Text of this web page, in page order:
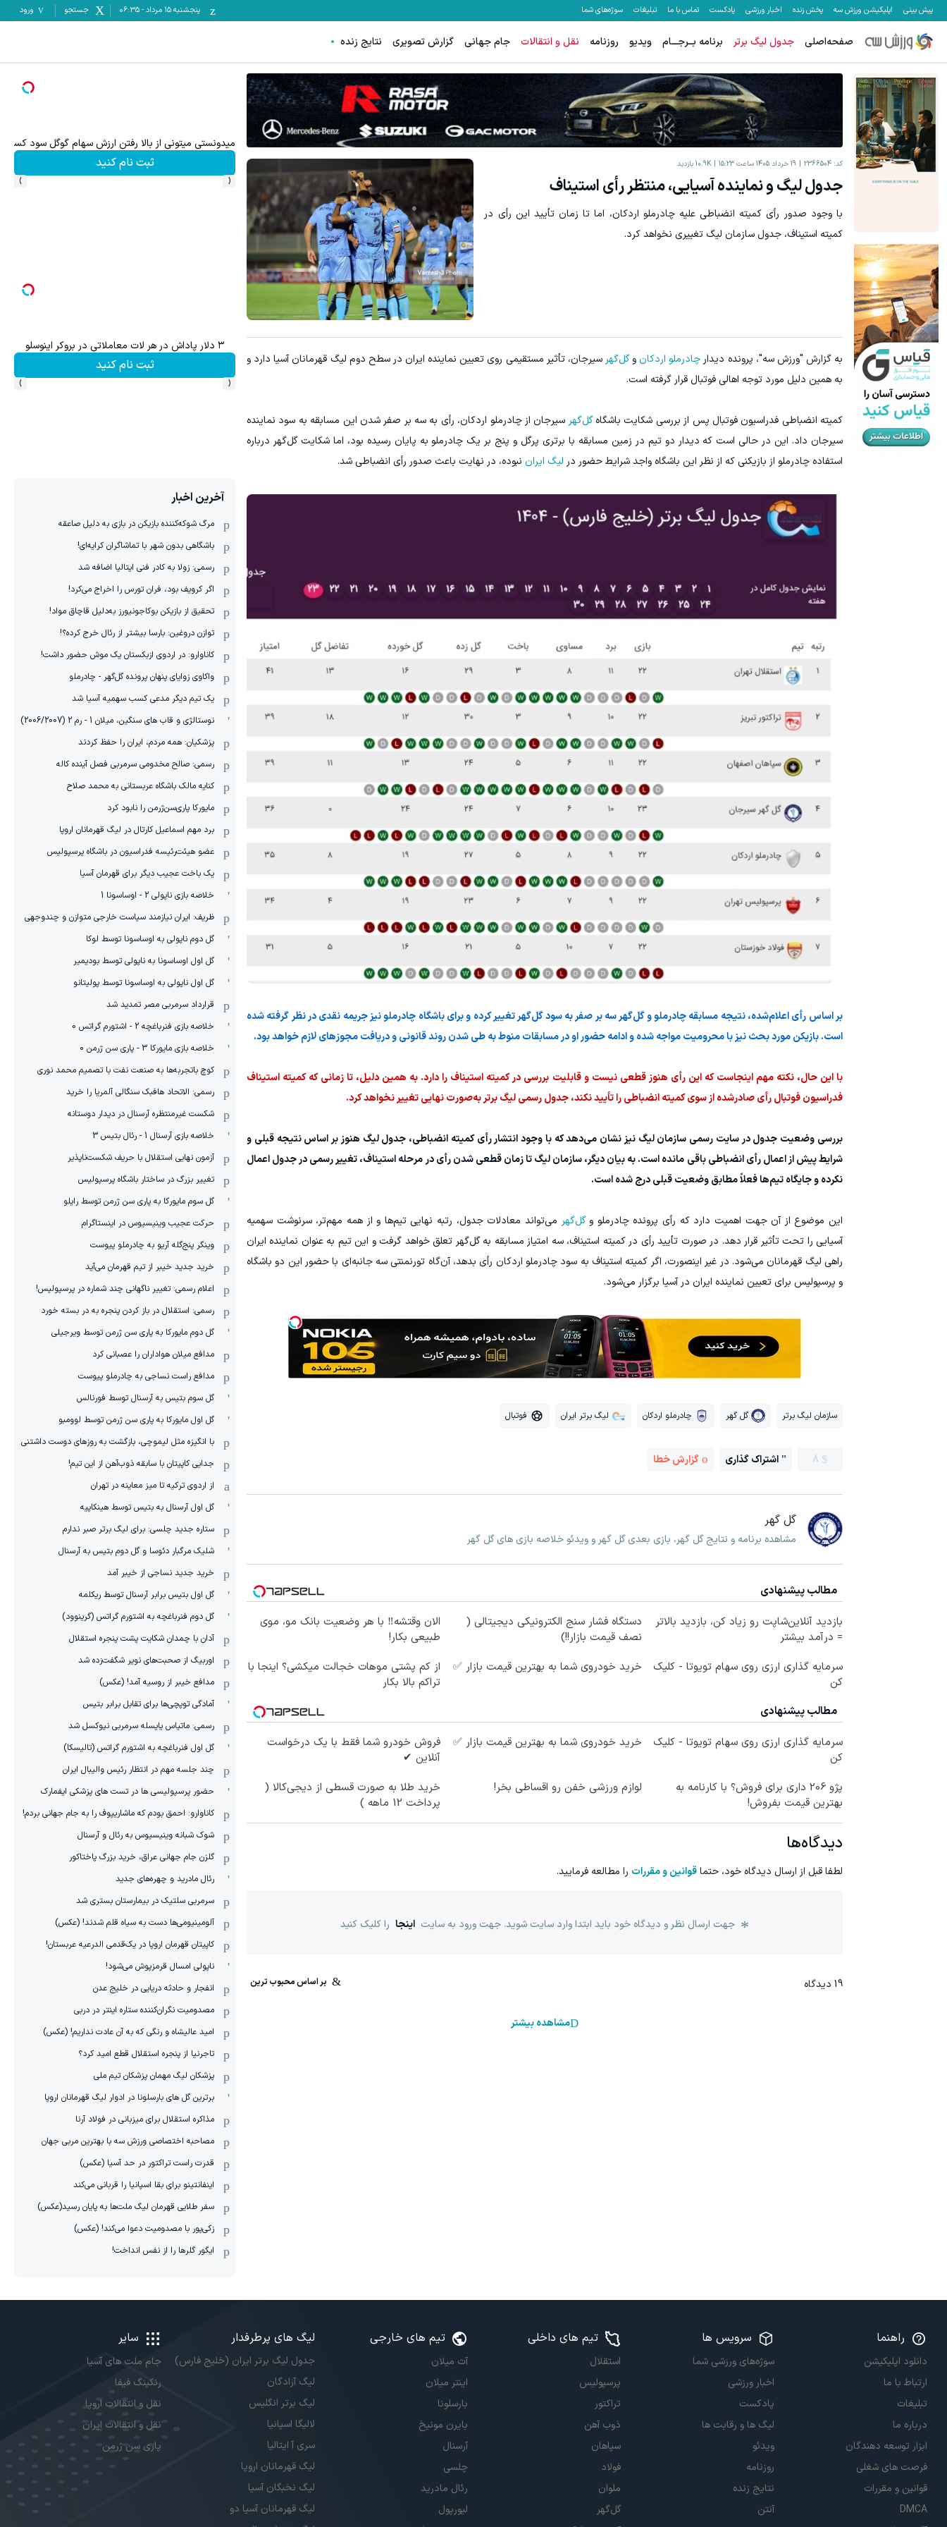
پیش بینی اپلیکیشن ورزش سه پخش زنده اخبار ورزشی پادکست تماس با ما تبلیغات سوژه‌های شما پنجشنبه ۱۵ مرداد -
06:35 جستجو ورود
صفحه‌اصلی جدول لیگ برتر برنامه بــرجـــام ویدیو روزنامه نقل و انتقالات جام جهانی گزارش تصویری نتایج زنده
کد: 2366504 19 خرداد 1405 ساعت 15:23 10.9K بازدید
جدول لیگ و نماینده آسیایی، منتظر رأی استیناف
با وجود صدور رأی کمیته انضباطی علیه چادرملو اردکان، اما تا زمان تأیید این رأی در
کمیته استیناف، جدول سازمان لیگ تغییری نخواهد کرد.
به گزارش "ورزش سه"، پرونده دیدار چادرملو اردکانوگل‌گهر سیرجان، تأثیر مستقیمی روی تعیین نماینده ایران در سطح دوم لیگ قهرمانان آسیا دارد و
به همین دلیل مورد توجه اهالی فوتبال قرار گرفته است.
کمیته انضباطی فدراسیون فوتبال پس از بررسی شکایت باشگاهگل‌گهر سیرجان از چادرملو اردکان، رأی به سه بر صفر شدن این مسابقه به سود نماینده
سیرجان داد. این در حالی است که دیدار دو تیم در زمین مسابقه با برتری پرگل و پنج بر یک چادرملو به پایان رسیده بود، اما شکایت گل‌گهر درباره
استفاده چادرملو از بازیکنی که از نظر این باشگاه واجد شرایط حضور در لیگ ایران نبوده، در نهایت باعث صدور رأی انضباطی شد.
بر اساس رأی اعلام‌شده، نتیجه مسابقه چادرملو و گل‌گهر سه بر صفر به سود گل‌گهر تغییر کرده و برای باشگاه چادرملو نیز جریمه نقدی در نظر گرفته شده
است. بازیکن مورد بحث نیز با محرومیت مواجه شده و ادامه حضور او در مسابقات منوط به طی شدن روند قانونی و دریافت مجوزهای لازم خواهد بود.
با این حال، نکته مهم اینجاست که این رأی هنوز قطعی نیست و قابلیت بررسی در کمیته استیناف را دارد. به همین دلیل، تا زمانی که کمیته استیناف
فدراسیون فوتبال رأی صادرشده از سوی کمیته انضباطی را تأیید نکند، جدول رسمی لیگ برتر به‌صورت نهایی تغییر نخواهد کرد.
بررسی وضعیت جدول در سایت رسمی سازمان لیگ نیز نشان می‌دهد که با وجود انتشار رأی کمیته انضباطی، جدول لیگ هنوز بر اساس نتیجه قبلی و
شرایط پیش از اعمال رأی انضباطی باقی مانده است. به بیان دیگر، سازمان لیگ تا زمان قطعی شدن رأی در مرحله استیناف، تغییر رسمی در جدول اعمال
نکرده و جایگاه تیم‌ها فعلاً مطابق وضعیت قبلی درج شده است.
این موضوع از آن جهت اهمیت دارد که رأی پرونده چادرملو وگل‌گهر می‌تواند معادلات جدول، رتبه نهایی تیم‌ها و از همه مهم‌تر، سرنوشت سهمیه
آسیایی را تحت تأثیر قرار دهد. در صورت تأیید رأی در کمیته استیناف، سه امتیاز مسابقه به گل‌گهر تعلق خواهد گرفت و این تیم به عنوان نماینده ایران
راهی لیگ قهرمانان می‌شود. در غیر اینصورت، اگر کمیته استیناف به سود چادرملو اردکان رأی بدهد، آن‌گاه تورنمنتی سه جانبه‌ای با حضور این دو باشگاه
و پرسپولیس برای تعیین نماینده ایران در آسیا برگزار می‌شود.
سازمان لیگ برتر گل گهر چادرملو اردکان لیگ برتر ایران فوتبال
8 اشتراک گذاری گزارش خطا
گل گهر
مشاهده برنامه و نتایج گل گهر، بازی بعدی گل گهر و ویدئو خلاصه بازی های گل گهر
مطالب پیشنهادی
بازدید آنلاین‌شاپت رو زیاد کن، بازدید بالاتر
= درآمد بیشتر
دستگاه فشار سنج الکترونیکی دیجیتالی (
نصف قیمت بازار!!)
الان وقتشه‼️ با هر وضعیت بانک مو، موی
طبیعی بکار!
سرمایه گذاری ارزی روی سهام تویوتا - کلیک
کن
خرید خودروی شما به بهترین قیمت بازار ✅
از کم پشتی موهات خجالت میکشی؟ اینجا با
تراکم بالا بکار
مطالب پیشنهادی
سرمایه گذاری ارزی روی سهام تویوتا - کلیک
کن
خرید خودروی شما به بهترین قیمت بازار ✅
فروش خودرو شما فقط با یک درخواست
آنلاین ✔
پژو 206 داری برای فروش؟ با کارنامه به
بهترین قیمت بفروش!
لوازم ورزشی خفن رو اقساطی بخر!
خرید طلا به صورت قسطی از دیجی‌کالا (
پرداخت 12 ماهه )
دیدگاه‌ها
لطفا قبل از ارسال دیدگاه خود، حتماقوانین و مقررات را مطالعه فرمایید.
جهت ارسال نظر و دیدگاه خود باید ابتدا وارد سایت شوید. جهت ورود به سایت اینجا را کلیک کنید
19 دیدگاه
مشاهده بیشتر
میدونستی میتونی از بالا رفتن ارزش سهام گوگل سود کسب
ثبت نام کنید
‹
›
۳ دلار پاداش در هر لات معاملاتی در بروکر اینوسلو
ثبت نام کنید
‹
›
آخرین اخبار
مرگ شوکه‌کننده بازیکن در بازی به دلیل صاعقه
باشگاهی بدون شهر با تماشاگران کرایه‌ای!
رسمی: زولا به کادر فنی ایتالیا اضافه شد
اگر کرویف بود، فران تورس را اخراج می‌کرد!
تحقیق از بازیکن بوکاجونیورز به‌دلیل قاچاق مواد!
توازن دروغین: بارسا بیشتر از رئال خرج کرده؟!
کاناوارو: در اردوی ازبکستان یک موش حضور داشت!
واکاوی زوایای پنهان پرونده گل‌گهر - چادرملو
یک تیم دیگر مدعی کسب سهمیه آسیا شد
نوستالژی و قاب های سنگین، میلان 1 - رم 2 (2006/2007)
پزشکیان: همه مردم، ایران را حفظ کردند
رسمی: صالح مخدومی سرمربی فصل آینده کاله
کنایه مالک باشگاه عربستانی به محمد صلاح
مایورکا پاری‌سن‌ژرمن را نابود کرد
برد مهم اسماعیل کارتال در لیگ قهرمانان اروپا
عضو هیئت‌رئیسه فدراسیون در باشگاه پرسپولیس
یک باخت عجیب دیگر برای قهرمان آسیا
خلاصه بازی ناپولی 2 - اوساسونا 1
ظریف: ایران نیازمند سیاست خارجی متوازن و چندوجهی
گل دوم ناپولی به اوساسونا توسط لوکا
گل اول اوساسونا به ناپولی توسط بودیمیر
گل اول ناپولی به اوساسونا توسط پولیتانو
قرارداد سرمربی مصر تمدید شد
خلاصه بازی فنرباغچه 2 - اشتورم گراتس 0
خلاصه بازی مایورکا 3 - پاری سن ژرمن 0
کوچ باتجربه‌ها به صنعت نفت با تصمیم محمد نوری
رسمی: الاتحاد هافبک سنگالی آلمریا را خرید
شکست غیرمنتظره آرسنال در دیدار دوستانه
خلاصه بازی آرسنال 1 - رئال بتیس 3
آزمون نهایی استقلال با حریف شکست‌ناپذیر
تغییر بزرگ در ساختار باشگاه پرسپولیس
گل سوم مایورکا به پاری سن ژرمن توسط رایلو
حرکت عجیب وینیسیوس در اینستاگرام
وینگر پنج‌گله آریو به چادرملو پیوست
خرید جدید خیبر از تیم قهرمان می‌آید
اعلام رسمی: تغییر ناگهانی چند شماره در پرسپولیس!
رسمی: استقلال در باز کردن پنجره به در بسته خورد
گل دوم مایورکا به پاری سن ژرمن توسط ویرجیلی
مدافع میلان هواداران را عصبانی کرد
مدافع راست نساجی به چادرملو پیوست
گل سوم بتیس به آرسنال توسط فورنالس
گل اول مایورکا به پاری سن ژرمن توسط لوومبو
با انگیزه مثل لیموچی، بازگشت به روزهای دوست داشتنی
جدایی کاپیتان با سابقه ذوب‌آهن از این تیم!
از اردوی ترکیه تا میز معاینه در تهران
گل اول آرسنال به بتیس توسط هینکاپیه
ستاره جدید چلسی: برای لیگ برتر صبر ندارم
شلیک مرگبار دئوسا و گل دوم بتیس به آرسنال
خرید جدید نساجی از خیبر آمد
گل اول بتیس برابر آرسنال توسط ریکلمه
گل دوم فنرباغچه به اشتورم گراتس (گرینوود)
آدان با چمدان شکایت پشت پنجره استقلال
اوربیگ از صحبت‌های نویر شگفت‌زده شد
مدافع خیبر از روسیه آمد! (عکس)
آمادگی توپچی‌ها برای تقابل برابر بتیس
رسمی: ماتیاس یایسله سرمربی نیوکسل شد
گل اول فنرباغچه به اشتورم گراتس (تالیسکا)
چند جلسه مهم در انتظار رئیس والیبال ایران
حضور پرسپولیسی ها در تست های پزشکی ایفمارک
کاناوارو: احمق بودم که ماشاریپوف را به جام جهانی بردم!
شوک شبانه وینیسیوس به رئال و آرسنال
گلزن جام جهانی عراق، خرید بزرگ پاختاکور
رئال مادرید و چهره‌های جدید
سرمربی سلتیک در بیمارستان بستری شد
آلومینیومی‌ها دست به سیاه قلم شدند! (عکس)
کاپیتان قهرمان اروپا در یک‌قدمی الدرعیه عربستان!
ناپولی امسال قرمزپوش می‌شود!
انفجار و حادثه دریایی در خلیج عدن
مصدومیت نگران‌کننده ستاره اینتر در دربی
امید عالیشاه و رنگی که به آن عادت نداریم! (عکس)
تاجرنیا از پنجره استقلال قطع امید کرد؟
پزشکان لیگ مهمان پزشکان تیم ملی
برترین گل های بارسلونا در ادوار لیگ قهرمانان اروپا
مذاکره استقلال برای میزبانی در فولاد آرنا
مصاحبه اختصاصی ورزش سه با بهترین مربی جهان
قدرت راست تراکتور در حد آسیا (عکس)
اینفانتینو برای بقا اسپانیا را قربانی می‌کند
سفر طلایی قهرمان لیگ ملت‌ها به پایان رسید(عکس)
زکی‌پور با مصدومیت دعوا می‌کند! (عکس)
ایگور گلرها را از نفس انداخت!
راهنما
دانلود اپلیکیشن
ارتباط با ما
تبلیغات
درباره ما
ابزار توسعه دهندگان
فرصت های شغلی
قوانین و مقررات
DMCA
سرویس ها
سوژه‌های ورزشی شما
اخبار ورزشی
پادکست
لیگ ها و رقابت ها
ویدئو
روزنامه
نتایج زنده
آنتن
تیم های داخلی
استقلال
پرسپولیس
تراکتور
ذوب آهن
سپاهان
فولاد
ملوان
گل‌گهر
تیم های خارجی
آث میلان
اینتر میلان
بارسلونا
بایرن مونیخ
آرسنال
چلسی
رئال مادرید
لیورپول
لیگ های پرطرفدار
جدول لیگ برتر ایران (خلیج فارس)
لیگ آزادگان
لیگ برتر انگلیس
لالیگا اسپانیا
سری آ ایتالیا
لیگ قهرمانان اروپا
لیگ نخبگان آسیا
لیگ قهرمانان آسیا دو
سایر
جام ملت های آسیا
رنکینگ فیفا
نقل و انتقالات اروپا
نقل و انتقالات ایران
پاری سن ژرمن